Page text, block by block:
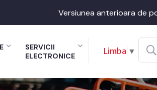
Versiunea anterioara de
SERVICII
ELECTRONICE
Limba ▼